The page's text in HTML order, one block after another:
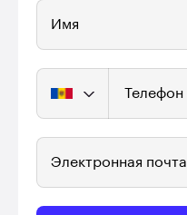
Имя
Телефон
Электронная почта